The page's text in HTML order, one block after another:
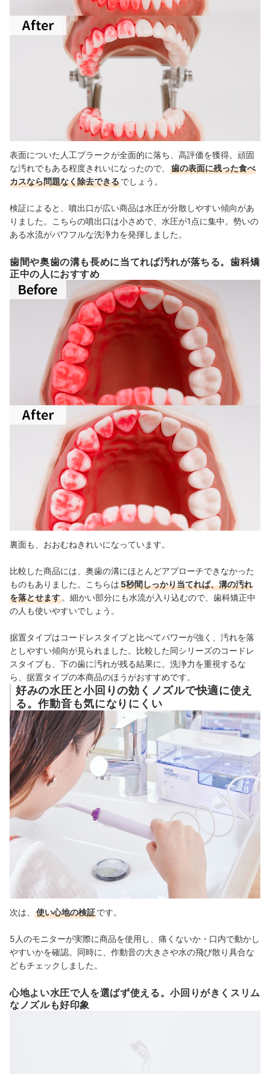
表面についた人工プラークが全面的に落ち、高評価を獲得。頑固
な汚れでもある程度きれいになったので、
歯の表面に残った食べ
カスなら問題なく除去できるでしょう。
検証によると、噴出口が広い商品は水圧が分散しやすい傾向があ
りました。
こちらの噴出口は小さめで、水圧が1点に集中。勢いの
ある水流がパワフルな洗浄力を発揮しました。
歯間や奥歯の溝も長めに当てれば汚れが落ちる。歯科矯
正中の人におすすめ
裏面も、おおむねきれいになっています。
比較した商品には、奥歯の溝にほとんどアプローチできなかった
ものもありました。こちらは5秒間しっかり当てれば、溝の汚れ
を落とせます 。 細かい部分にも水流が入り込むので、歯科矯正中
の人も使いやすいでしょう。
据置タイプはコードレスタイプと比べてパワーが強く、 汚れを落
としやすい傾向が見られました。比較した同シリーズのコードレ
スタイプも、下の歯に汚れが残る結果に。 洗浄力を重視するな
ら、据置タイプの本商品のほうがおすすめです。
好みの水圧と小回りの効くノズルで快適に使え
る。作動音も気になりにくい
次は、 使い心地の検証です。
5人のモニターが実際に商品を使用し、痛くないか・口内で動かし
やすいかを確認。同時に、作動音の大きさや水の飛び散り具合な
どもチェックしました。
心地よい水圧で人を選ばず使える。小回りがきくスリム
なノズルも好印象